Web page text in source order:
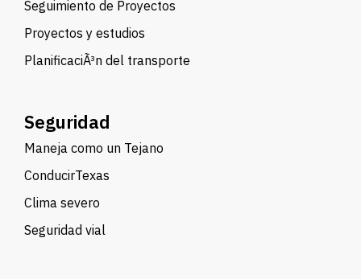
Seguimiento de Proyectos
Proyectos y estudios
PlanificaciÃ³n del transporte
Seguridad
Maneja como un Tejano
ConducirTexas
Clima severo
Seguridad vial